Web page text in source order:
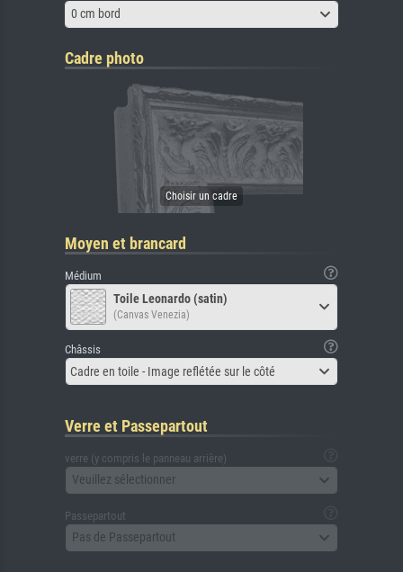
0 cm bord
Cadre photo
Moyen et brancard
Médium
Toile Leonardo (satin)
(Canvas Venezia)
Châssis
Cadre en toile - Image reflétée sur le côté
Verre et Passepartout
verre (y compris le panneau arrière)
Veuillez sélectionner
Passepartout
Pas de Passepartout